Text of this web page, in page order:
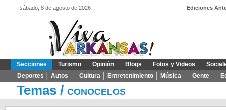
sábado, 8 de agosto de 2026 Ediciones
Secciones
Deportes │ Autos
Cultura │ Entretenimiento │ Música Gente
Turismo Opinión Blogs Fotos y Videos
Temas / CONOCELOS